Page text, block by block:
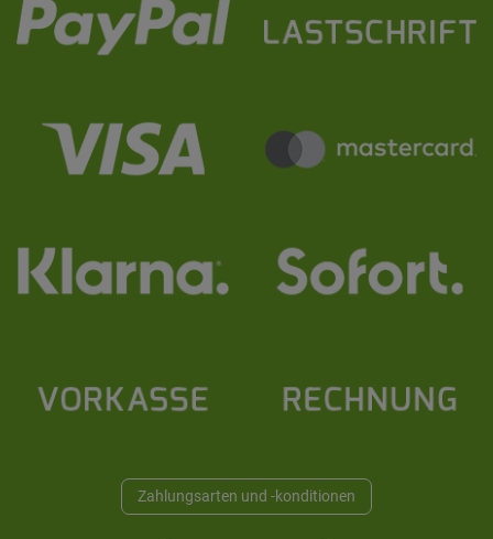
Zahlungsarten und -konditionen